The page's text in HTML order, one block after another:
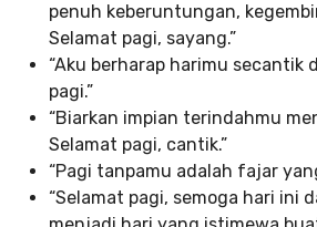
penuh keberuntungan,
Selamat pagi, sayang.”
“Aku berharap harimu secantik
pagi.”
“Biarkan impian terindahmu
Selamat pagi, cantik.”
“Pagi tanpamu adalah fajar
“Selamat pagi, semoga hari ini